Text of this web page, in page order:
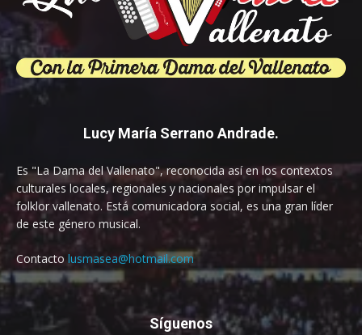
Lucy María Serrano Andrade.
Es "La Dama del Vallenato", reconocida así en los contextos
culturales locales, regionales y nacionales por impulsar el
folklor vallenato. Está comunicadora social, es una gran líder
de este género musical.
Contacto lusmasea@hotmail.com
Síguenos